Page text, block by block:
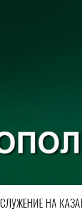
СЛУЖЕНИЕ НА